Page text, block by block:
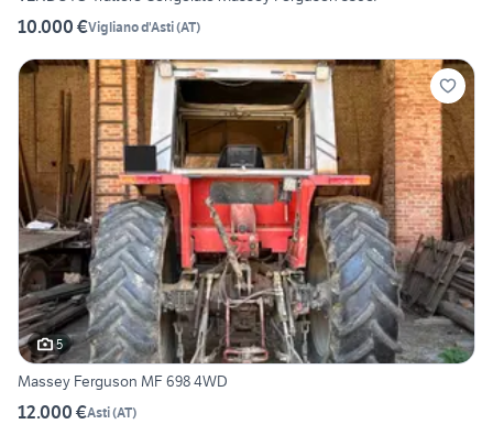
10.000 €Vigliano d'Asti(AT)
5
Massey Ferguson MF 698 4WD
12.000 €Asti(AT)